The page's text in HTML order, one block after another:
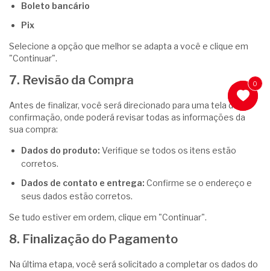
Boleto bancário
Pix
Selecione a opção que melhor se adapta a você e clique em
"Continuar".
7. Revisão da Compra
Antes de finalizar, você será direcionado para uma tela de
confirmação, onde poderá revisar todas as informações da
sua compra:
Dados do produto: Verifique se todos os itens estão
corretos.
Dados de contato e entrega: Confirme se o endereço e
seus dados estão corretos.
Se tudo estiver em ordem, clique em "Continuar".
8. Finalização do Pagamento
Na última etapa, você será solicitado a completar os dados do
0
0